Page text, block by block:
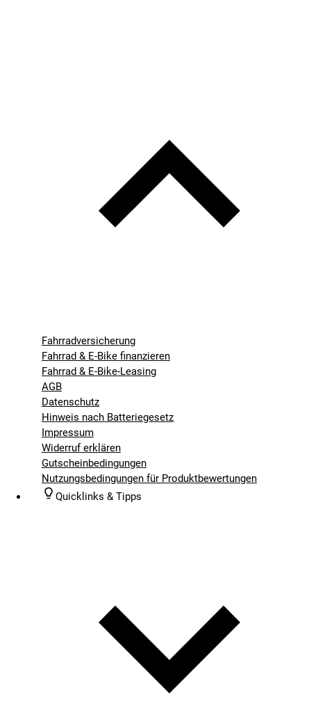
Fahrradversicherung
Fahrrad & E-Bike finanzieren
Fahrrad & E-Bike-Leasing
AGB
Datenschutz
Hinweis nach Batteriegesetz
Impressum
Widerruf erklären
Gutscheinbedingungen
Nutzungsbedingungen für Produktbewertungen
Quicklinks & Tipps